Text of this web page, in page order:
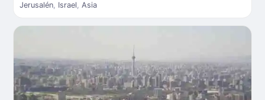
Jerusalén, Israel, Asia